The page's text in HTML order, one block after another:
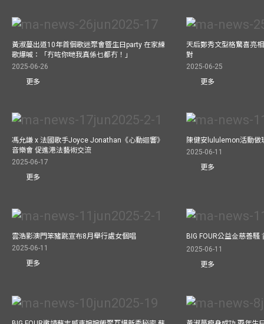
黃淑蔓出道10年首個歌迷聚會暨生日party 在家練
歌爆喊：「冇咗你哋我真係乜都冇！」
2025-06-26
更多
天后鄭秀文型格驚喜亮
對
2025-06-25
更多
馮允謙 x 法國歌手Joyce Jonathan《心動迴響》
音樂會 促進港法藝術交流
2025-06-17
更多
陳健安lululemon活動做
2025-06-11
更多
雲浩影澳門笨豬跳宣布8月舉行處女個唱
2025-06-11
更多
BIG FOUR公益⾦慈善
2025-06-11
更多